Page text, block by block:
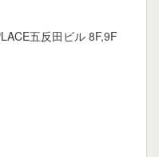
五反田ビル 8F,9F